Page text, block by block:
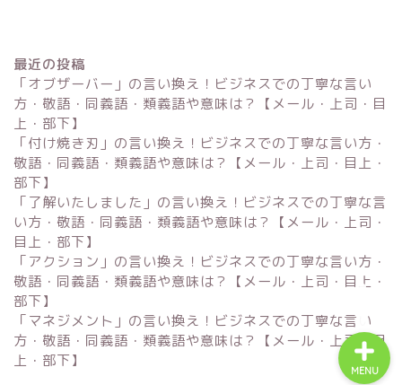
最近の投稿
「オブザーバー」の言い換え！ビジネスでの丁寧な言い
方・敬語・同義語・類義語や意味は？【メール・上司・目
上・部下】
「付け焼き刃」の言い換え！ビジネスでの丁寧な言い方・
敬語・同義語・類義語や意味は？【メール・上司・目上・
部下】
「了解いたしました」の言い換え！ビジネスでの丁寧な言
い方・敬語・同義語・類義語や意味は？【メール・上司・
目上・部下】
「アクション」の言い換え！ビジネスでの丁寧な言い方・
敬語・同義語・類義語や意味は？【メール・上司・目上・
部下】
「マネジメント」の言い換え！ビジネスでの丁寧な言い
方・敬語・同義語・類義語や意味は？【メール・上司・目
上・部下】
MENU
Excel
単位変換・換算
科学・計算関連